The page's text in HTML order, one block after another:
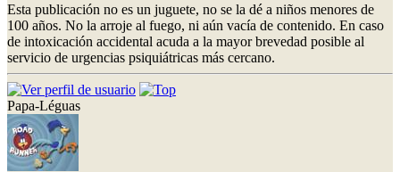
Esta publicación no es un juguete, no se la dé a niños menores de
100 años. No la arroje al fuego, ni aún vacía de contenido. En caso
de intoxicación accidental acuda a la mayor brevedad posible al
servicio de urgencias psiquiátricas más cercano.
Papa-Léguas